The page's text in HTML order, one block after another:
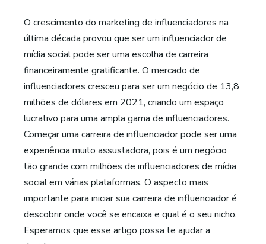
O crescimento do marketing de influenciadores na
última década provou que ser um influenciador de
mídia social pode ser uma escolha de carreira
financeiramente gratificante. O mercado de
influenciadores cresceu para ser um negócio de 13,8
milhões de dólares em 2021, criando um espaço
lucrativo para uma ampla gama de influenciadores.
Começar uma carreira de influenciador pode ser uma
experiência muito assustadora, pois é um negócio
tão grande com milhões de influenciadores de mídia
social em várias plataformas. O aspecto mais
importante para iniciar sua carreira de influenciador é
descobrir onde você se encaixa e qual é o seu nicho.
Esperamos que esse artigo possa te ajudar a